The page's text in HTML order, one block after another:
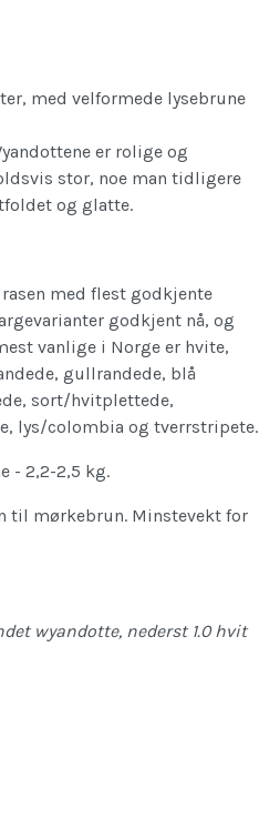
med velformede lysebrune
er rolige og
stor, noe man tidligere
og glatte.
rasen med flest godkjente
godkjent nå, og
vanlige i Norge er hvite,
gullrandede, blå
sort/hvitplettede,
lys/colombia og tverrstripete.
- 2,2-2,5 kg.
til mørkebrun. Minstevekt for
wyandotte, nederst 1.0 hvit